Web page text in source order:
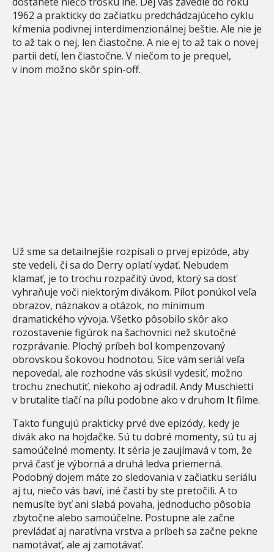
1962 a prakticky do začiatku predchádzajúceho cyklu
kŕmenia podivnej interdimenzionálnej beštie. Ale nie je
to až tak o nej, len čiastočne. A nie ej to až tak o novej
partii detí, len čiastočne. V niečom to je prequel,
v inom možno skôr spin-off.
Už sme sa detailnejšie rozpísali o prvej epizóde, aby
ste vedeli, či sa do Derry oplatí vydať. Nebudem
klamať, je to trochu rozpačitý úvod, ktorý sa dosť
vyhraňuje voči niektorým divákom. Pilot ponúkol veľa
obrazov, náznakov a otázok, no minimum
dramatického vývoja. Všetko pôsobilo skôr ako
rozostavenie figúrok na šachovnici než skutočné
rozprávanie. Plochý príbeh bol kompenzovaný
obrovskou šokovou hodnotou. Síce vám seriál veľa
nepovedal, ale rozhodne vás skúsil vydesiť, možno
trochu znechutiť, niekoho aj odradil. Andy Muschietti
v brutalite tlačí na pílu podobne ako v druhom It filme.
Takto fungujú prakticky prvé dve epizódy, kedy je
divák ako na hojdačke. Sú tu dobré momenty, sú tu aj
samoúčelné momenty. It séria je zaujímavá v tom, že
prvá časť je výborná a druhá ledva priemerná.
Podobný dojem máte zo sledovania v začiatku seriálu
aj tu, niečo vás baví, iné časti by ste pretočili. A to
nemusíte byť ani slabá povaha, jednoducho pôsobia
zbytočne alebo samoúčelne. Postupne ale začne
prevládať aj naratívna vrstva a príbeh sa začne pekne
namotávať, ale aj zamotávať.